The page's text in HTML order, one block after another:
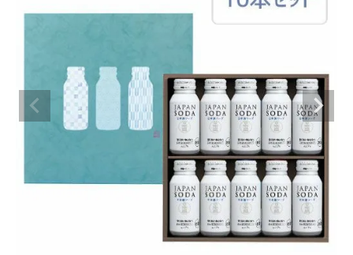
【ギフトBOX】
JAPAN SOD
日本酒